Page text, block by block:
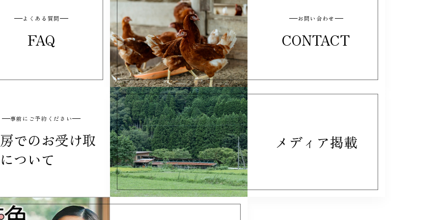
よくある質問
FAQ
お問い合わせ
CONTACT
事前にご予約ください
でのお受け取
ついて
メディア掲載